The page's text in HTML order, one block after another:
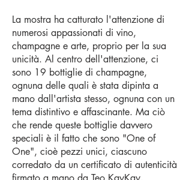
La mostra ha catturato l'attenzione di
numerosi appassionati di vino,
champagne e arte, proprio per la sua
unicità. Al centro dell'attenzione, ci
sono 19 bottiglie di champagne,
ognuna delle quali è stata dipinta a
mano dall'artista stesso, ognuna con un
tema distintivo e affascinante. Ma ciò
che rende queste bottiglie davvero
speciali è il fatto che sono "One of
One", cioè pezzi unici, ciascuno
corredato da un certificato di autenticità